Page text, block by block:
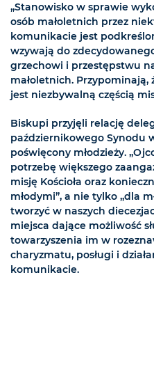
„Stanowisko w sprawie
osób małoletnich przez
komunikacie jest
wzywają do
grzechowi i przestępstwu
małoletnich. Przypominają,
jest niezbywalną częścią
Biskupi przyjęli relację
październikowego Synodu
poświęcony młodzieży.
potrzebę większego
misję Kościoła oraz
młodymi”, a nie tylko „dla
tworzyć w naszych
miejsca dające możliwość
towarzyszenia im w
charyzmatu, posługi i
komunikacie.